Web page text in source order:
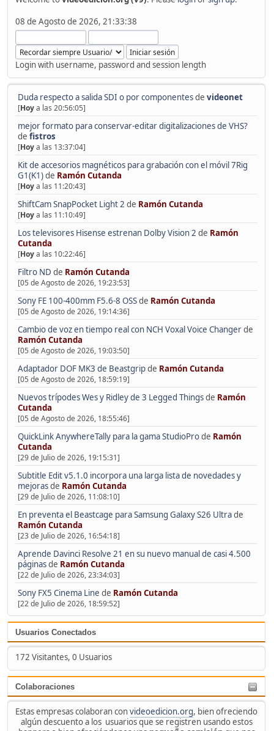
08 de Agosto de 2026, 21:33:38
Login with username, password and session length
Duda respecto a salida SDI o por componentesde videonet
[Hoya las 20:56:05]
mejor formato para conservar-editar digitalizaciones de VHS?
de fistros
[Hoya las 13:37:04]
Kit de accesorios magnéticos para grabación con el móvil 7Rig
G1(K1)de Ramón Cutanda
[Hoya las 11:20:43]
ShiftCam SnapPocket Light 2 de Ramón Cutanda
[Hoya las 11:10:49]
Los televisores Hisense estrenan Dolby Vision 2 de Ramón
Cutanda
[Hoya las 10:22:46]
Filtro ND de Ramón Cutanda
[05 de Agosto de 2026, 19:23:53]
Sony FE 100-400mm F5.6-8 OSSde Ramón Cutanda
[05 de Agosto de 2026, 19:14:36]
Cambio de voz en tiempo real con NCH Voxal Voice Changerde
Ramón Cutanda
[05 de Agosto de 2026, 19:03:50]
Adaptador DOF MK3 de Beastgripde Ramón Cutanda
[05 de Agosto de 2026, 18:59:19]
Nuevos trípodes Wes y Ridley de 3 Legged Thingsde Ramón
Cutanda
[05 de Agosto de 2026, 18:55:46]
QuickLink AnywhereTally para la gama StudioProde Ramón
Cutanda
[29 de Julio de 2026, 19:15:31]
Subtitle Edit v5.1.0 incorpora una larga lista de novedades y
mejorasde Ramón Cutanda
[29 de Julio de 2026, 11:08:10]
En preventa el Beastcage para Samsung Galaxy S26 Ultrade
Ramón Cutanda
[23 de Julio de 2026, 16:54:18]
Aprende Davinci Resolve 21 en su nuevo manual de casi 4.500
páginasde Ramón Cutanda
[22 de Julio de 2026, 23:34:03]
Sony FX5 Cinema Line de Ramón Cutanda
[22 de Julio de 2026, 18:59:52]
Usuarios Conectados
172 Visitantes, 0 Usuarios
Colaboraciones
Estas empresas colaboran convideoedicion.org, bien ofreciendo
algún descuento a los usuarios que se registren usando estos